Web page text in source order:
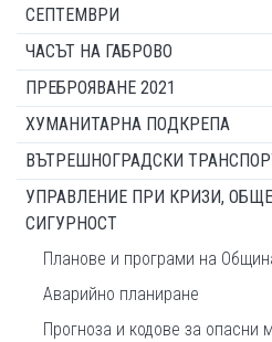
СЕПТЕМВРИ
ЧАСЪТ НА ГАБРОВО
ПРЕБРОЯВАНЕ 2021
ХУМАНИТАРНА ПОДКРЕПА
ВЪТРЕШНОГРАДСКИ
УПРАВЛЕНИЕ ПРИ КРИЗИ,
СИГУРНОСТ
Планове и програми на
Аварийно планиране
Прогноза и кодове за опасни